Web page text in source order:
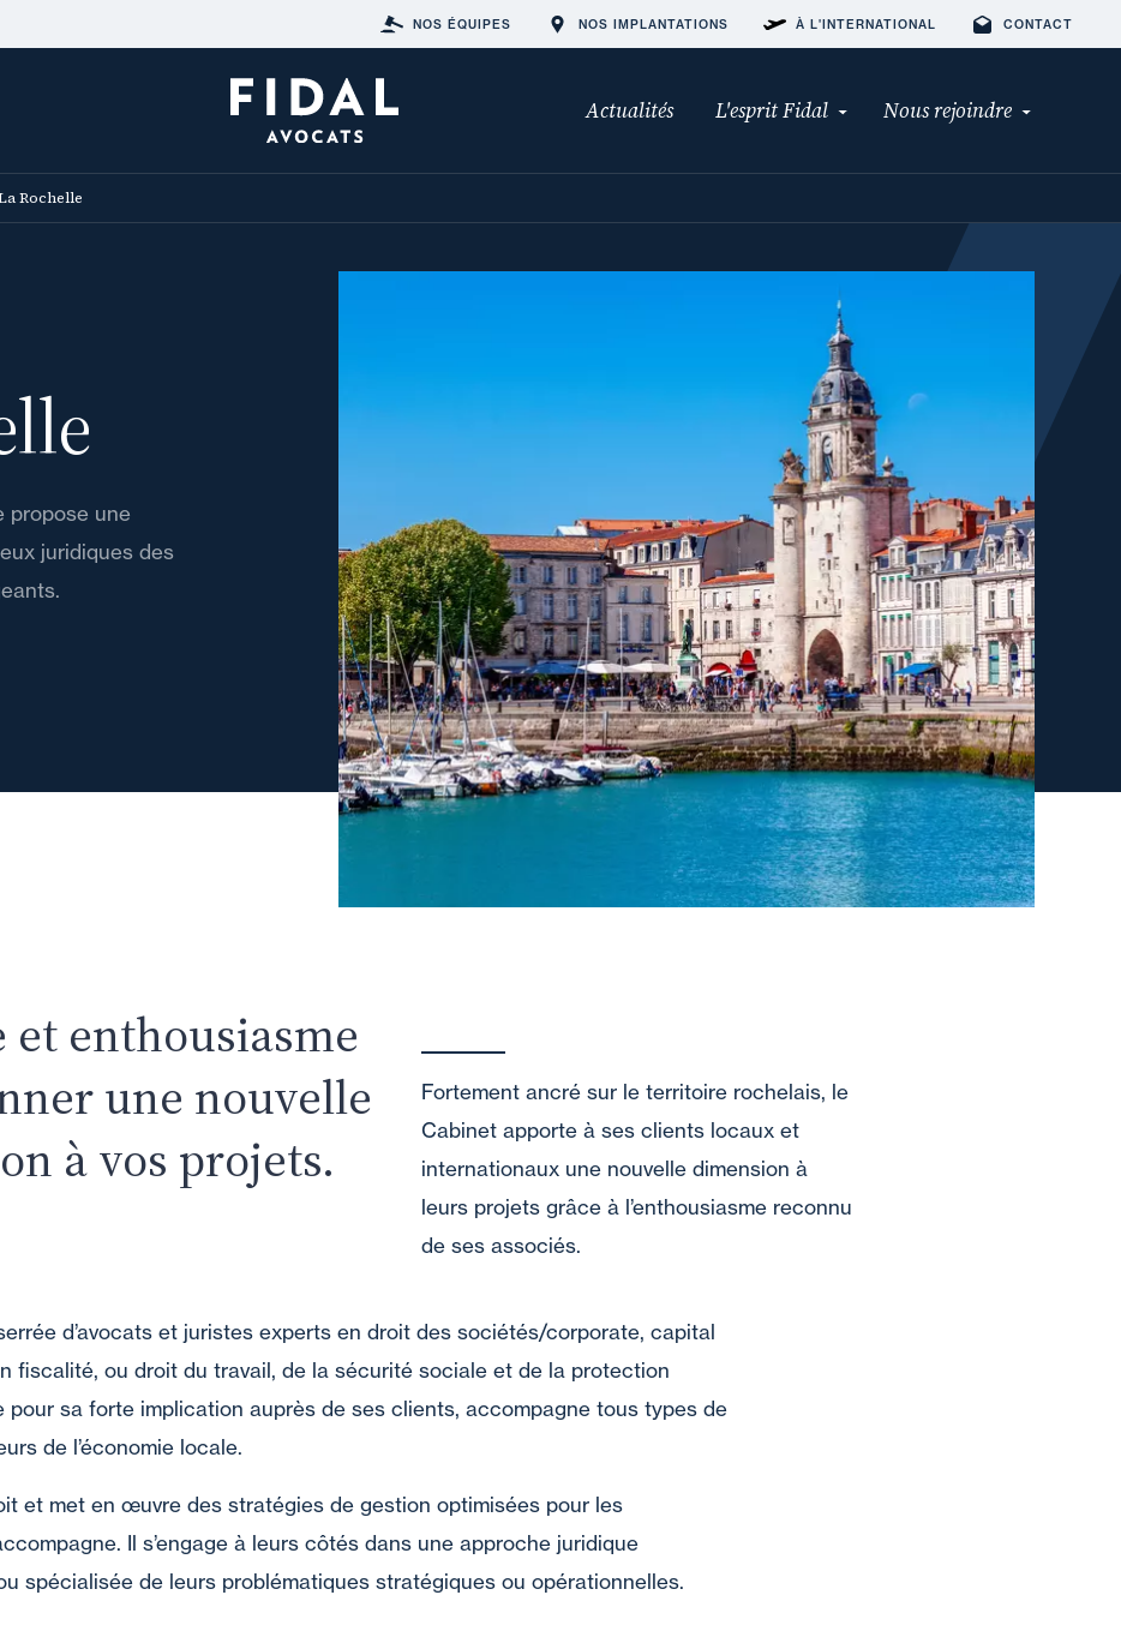
NOS ÉQUIPES NOS IMPLANTATIONS À L'INTERNATIONAL CONTACT
Actualités L'esprit Fidal Nous rejoindre
Rochelle
propose une
juridiques des
et enthousiasme
une nouvelle
à vos projets.
Fortement ancré sur le territoire rochelais, le
Cabinet apporte à ses clients locaux et
internationaux une nouvelle dimension à
leurs projets grâce à l’enthousiasme reconnu
de ses associés.
d’avocats et juristes experts en droit des sociétés/corporate, capital
fiscalité, ou droit du travail, de la sécurité sociale et de la protection
pour sa forte implication auprès de ses clients, accompagne tous types de
de l’économie locale.
et met en œuvre des stratégies de gestion optimisées pour les
Il s’engage à leurs côtés dans une approche juridique
spécialisée de leurs problématiques stratégiques ou opérationnelles.